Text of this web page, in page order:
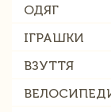
ОДЯГ
ІГРАШКИ
ВЗУТТЯ